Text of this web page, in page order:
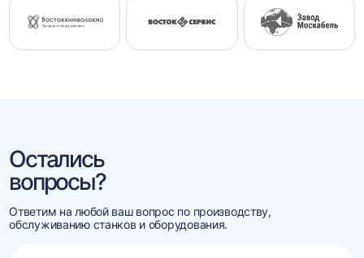
Остались
вопросы?
Ответим на любой ваш вопрос по производству,
обслуживанию станков и оборудования.